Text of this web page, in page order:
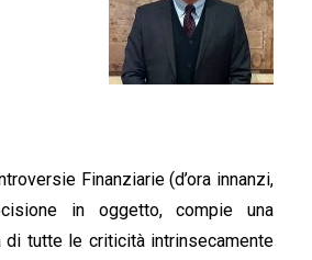
Finanziarie (d’ora innanzi,
in oggetto, compie una
di tutte le criticità intrinsecamente